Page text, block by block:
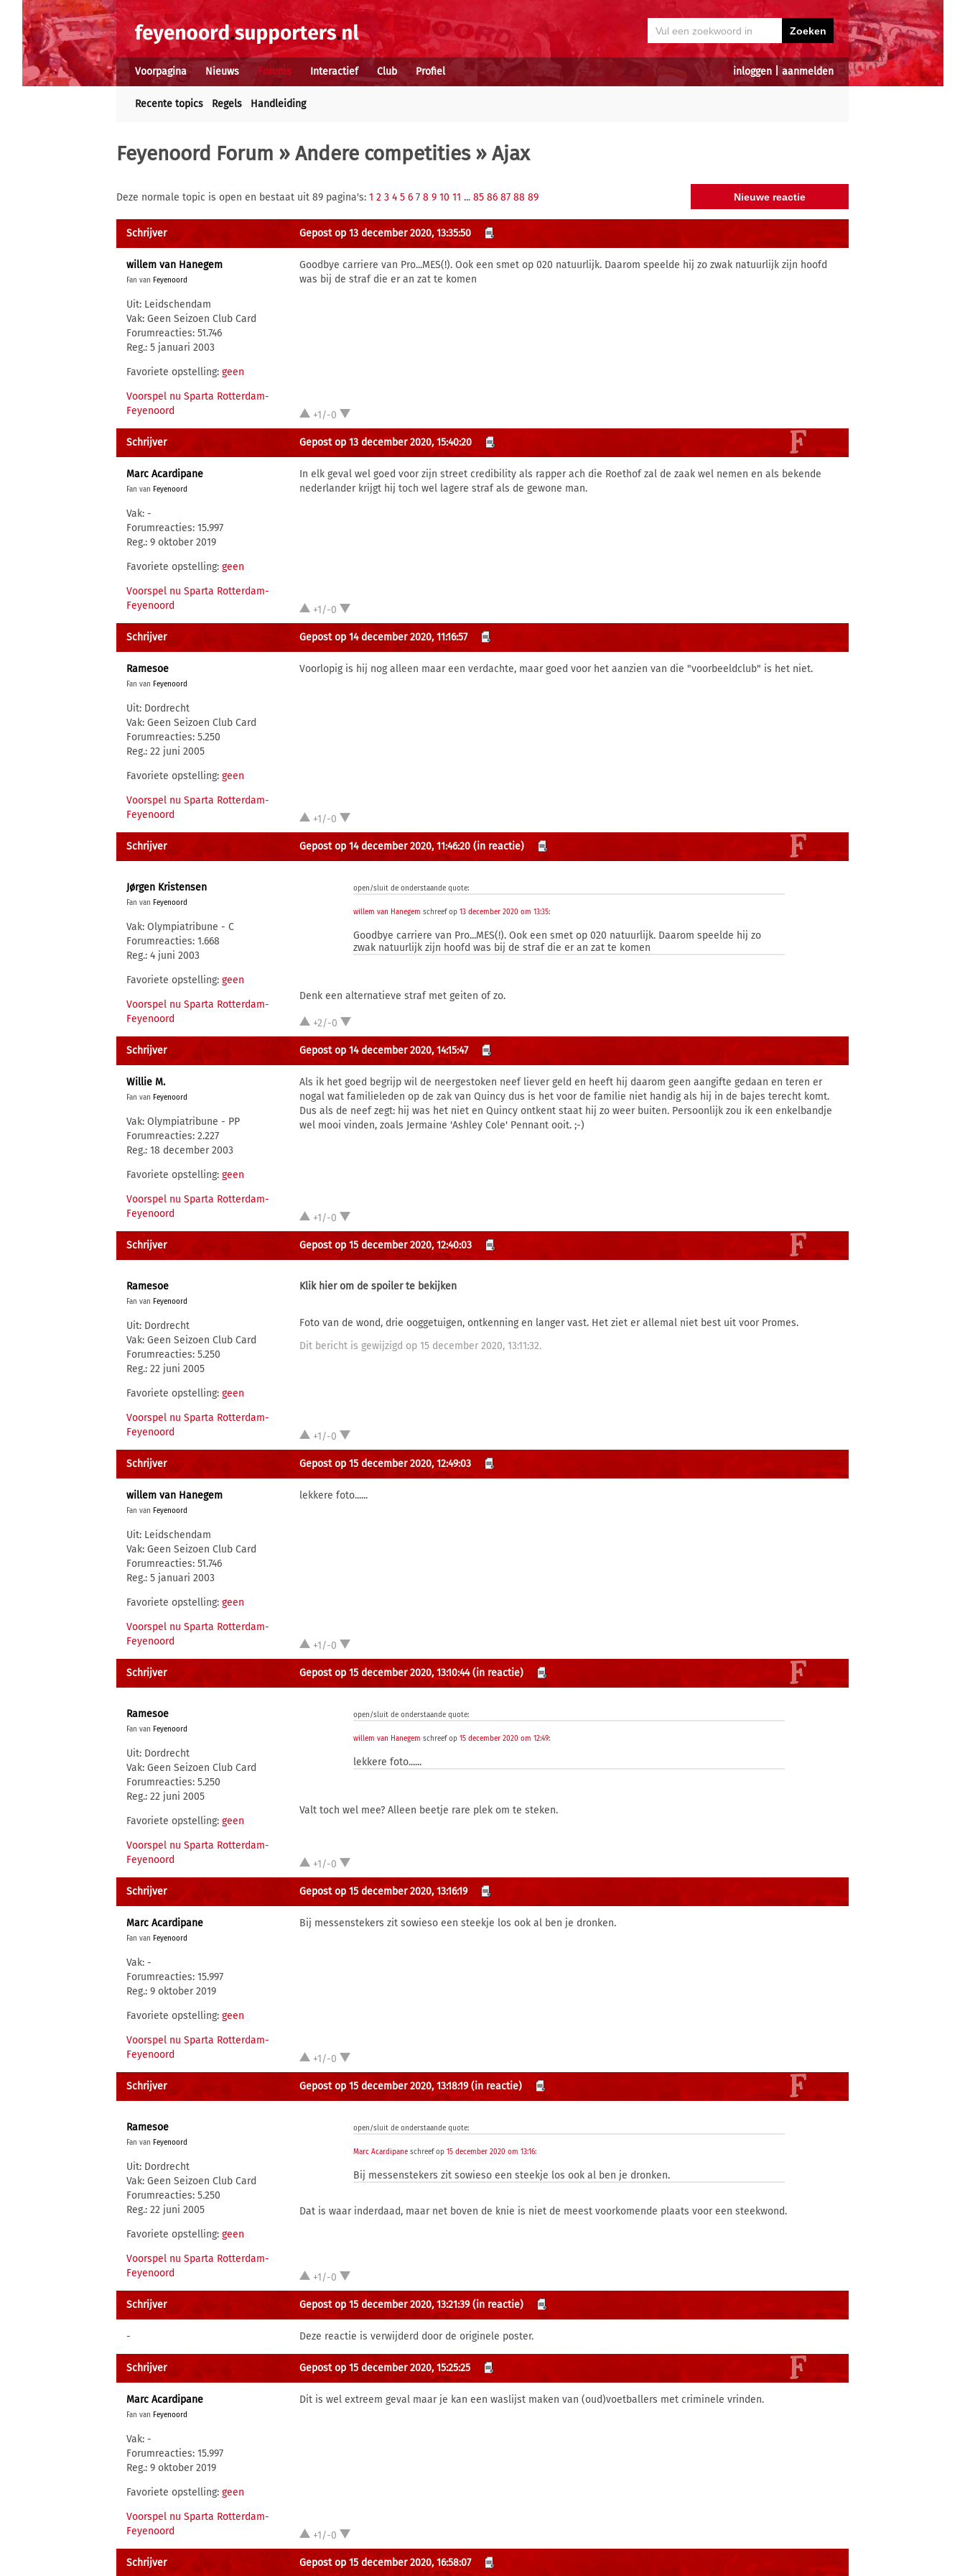
inloggen aanmelden
Voorpagina Nieuws Forums Interactief Club Profiel
Recente topics Regels Handleiding
Feyenoord Forum » Andere competities» Ajax
Deze normale topic is open en bestaat uit 89 pagina's: 1 2 3 4 5 6 7 8 9 10 11 ... 85 86 87 88 89
Schrijver Gepost op 13 december 2020, 13:35:50
willem van Hanegem
Fan van Feyenoord
Uit: Leidschendam
Vak: Geen Seizoen Club Card
Forumreacties: 51.746
Reg.: 5 januari 2003
Favoriete opstelling: geen
Voorspel nu Sparta Rotterdam-
Feyenoord
Goodbye carriere van Pro...MES(!). Ook een smet op 020 natuurlijk. Daarom speelde hij zo zwak natuurlijk zijn hoofd
was bij de straf die er an zat te komen
+1/-0
Schrijver Gepost op 13 december 2020, 15:40:20
Marc Acardipane
Fan van Feyenoord
Vak: -
Forumreacties: 15.997
Reg.: 9 oktober 2019
Favoriete opstelling: geen
Voorspel nu Sparta Rotterdam-
Feyenoord
In elk geval wel goed voor zijn street credibility als rapper ach die Roethof zal de zaak wel nemen en als bekende
nederlander krijgt hij toch wel lagere straf als de gewone man.
+1/-0
Schrijver Gepost op 14 december 2020, 11:16:57
Ramesoe
Fan van Feyenoord
Uit: Dordrecht
Vak: Geen Seizoen Club Card
Forumreacties: 5.250
Reg.: 22 juni 2005
Favoriete opstelling: geen
Voorspel nu Sparta Rotterdam-
Feyenoord
Voorlopig is hij nog alleen maar een verdachte, maar goed voor het aanzien van die "voorbeeldclub" is het niet.
+1/-0
Schrijver Gepost op 14 december 2020, 11:46:20 (in reactie)
Jørgen Kristensen
Fan van Feyenoord
Vak: Olympiatribune - C
Forumreacties: 1.668
Reg.: 4 juni 2003
Favoriete opstelling: geen
Voorspel nu Sparta Rotterdam-
Feyenoord
open/sluit de onderstaande quote:
willem van Hanegem schreef op13 december 2020 om 13:35:
Goodbye carriere van Pro...MES(!). Ook een smet op 020 natuurlijk. Daarom speelde hij zo
zwak natuurlijk zijn hoofd was bij de straf die er an zat te komen
Denk een alternatieve straf met geiten of zo.
+2/-0
Schrijver Gepost op 14 december 2020, 14:15:47
Willie M.
Fan van Feyenoord
Vak: Olympiatribune - PP
Forumreacties: 2.227
Reg.: 18 december 2003
Favoriete opstelling: geen
Voorspel nu Sparta Rotterdam-
Feyenoord
Als ik het goed begrijp wil de neergestoken neef liever geld en heeft hij daarom geen aangifte gedaan en teren er
nogal wat familieleden op de zak van Quincy dus is het voor de familie niet handig als hij in de bajes terecht komt.
Dus als de neef zegt: hij was het niet en Quincy ontkent staat hij zo weer buiten. Persoonlijk zou ik een enkelbandje
wel mooi vinden, zoals Jermaine 'Ashley Cole' Pennant ooit. ;-)
+1/-0
Schrijver Gepost op 15 december 2020, 12:40:03
Ramesoe
Fan van Feyenoord
Uit: Dordrecht
Vak: Geen Seizoen Club Card
Forumreacties: 5.250
Reg.: 22 juni 2005
Favoriete opstelling: geen
Voorspel nu Sparta Rotterdam-
Feyenoord
Klik hier om de spoiler te bekijken
Foto van de wond, drie ooggetuigen, ontkenning en langer vast. Het ziet er allemal niet best uit voor Promes.
Dit bericht is gewijzigd op 15 december 2020, 13:11:32.
+1/-0
Schrijver Gepost op 15 december 2020, 12:49:03
willem van Hanegem
Fan van Feyenoord
Uit: Leidschendam
Vak: Geen Seizoen Club Card
Forumreacties: 51.746
Reg.: 5 januari 2003
Favoriete opstelling: geen
Voorspel nu Sparta Rotterdam-
Feyenoord
lekkere foto......
+1/-0
Schrijver Gepost op 15 december 2020, 13:10:44 (in reactie)
Ramesoe
Fan van Feyenoord
Uit: Dordrecht
Vak: Geen Seizoen Club Card
Forumreacties: 5.250
Reg.: 22 juni 2005
Favoriete opstelling: geen
Voorspel nu Sparta Rotterdam-
Feyenoord
open/sluit de onderstaande quote:
willem van Hanegem schreef op15 december 2020 om 12:49:
lekkere foto......
Valt toch wel mee? Alleen beetje rare plek om te steken.
+1/-0
Schrijver Gepost op 15 december 2020, 13:16:19
Marc Acardipane
Fan van Feyenoord
Vak: -
Forumreacties: 15.997
Reg.: 9 oktober 2019
Favoriete opstelling: geen
Voorspel nu Sparta Rotterdam-
Feyenoord
Bij messenstekers zit sowieso een steekje los ook al ben je dronken.
+1/-0
Schrijver Gepost op 15 december 2020, 13:18:19 (in reactie)
Ramesoe
Fan van Feyenoord
Uit: Dordrecht
Vak: Geen Seizoen Club Card
Forumreacties: 5.250
Reg.: 22 juni 2005
Favoriete opstelling: geen
Voorspel nu Sparta Rotterdam-
Feyenoord
open/sluit de onderstaande quote:
Marc Acardipane schreef op15 december 2020 om 13:16:
Bij messenstekers zit sowieso een steekje los ook al ben je dronken.
Dat is waar inderdaad, maar net boven de knie is niet de meest voorkomende plaats voor een steekwond.
+1/-0
Schrijver Gepost op 15 december 2020, 13:21:39 (in reactie)
- Deze reactie is verwijderd door de originele poster.
Schrijver Gepost op 15 december 2020, 15:25:25
Marc Acardipane
Fan van Feyenoord
Vak: -
Forumreacties: 15.997
Reg.: 9 oktober 2019
Favoriete opstelling: geen
Voorspel nu Sparta Rotterdam-
Feyenoord
Dit is wel extreem geval maar je kan een waslijst maken van (oud)voetballers met criminele vrinden.
+1/-0
Schrijver Gepost op 15 december 2020, 16:58:07